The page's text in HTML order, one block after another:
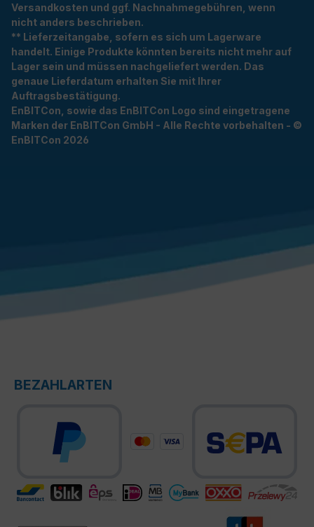
Versandkosten und ggf. Nachnahmegebühren, wenn
nicht anders beschrieben.
** Lieferzeitangabe, sofern es sich um Lagerware
handelt. Einige Produkte könnten bereits nicht mehr auf
Lager sein und müssen nachgeliefert werden. Das
genaue Lieferdatum erhalten Sie mit Ihrer
Auftragsbestätigung.
EnBITCon, sowie das EnBITCon Logo sind eingetragene
Marken der EnBITCon GmbH - Alle Rechte vorbehalten - ©
EnBITCon 2026
BEZAHLARTEN